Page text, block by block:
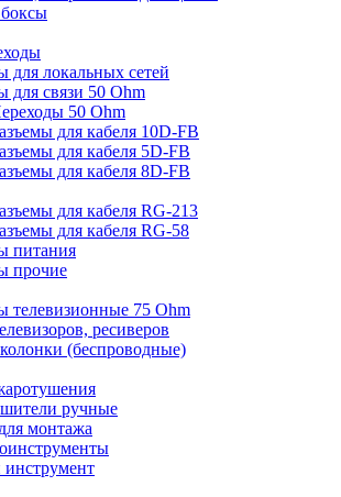
для локальных сетей
для связи 50 Ohm
50 Ohm
для кабеля 10D-FB
для кабеля 5D-FB
для кабеля 8D-FB
для кабеля RG-213
для кабеля RG-58
питания
прочие
телевизионные 75 Ohm
ресиверов
(беспроводные)
ручные
монтажа